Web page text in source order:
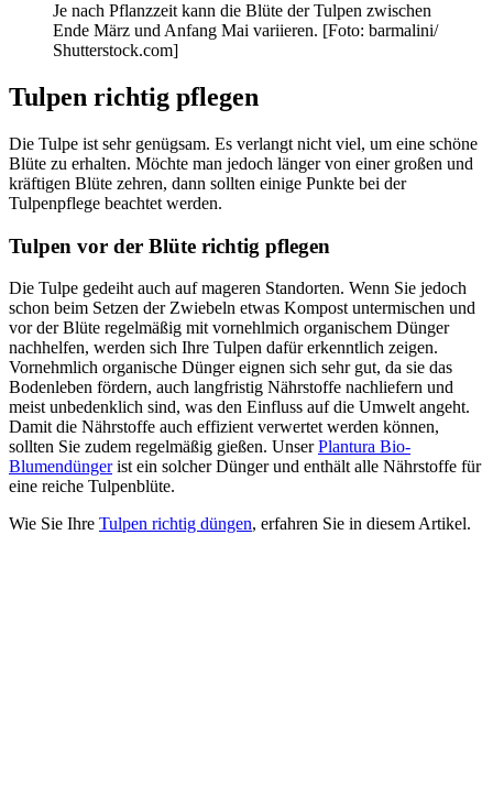
Je nach Pflanzzeit kann die Blüte der Tulpen zwischen
Ende März und Anfang Mai variieren. [Foto: barmalini/
Shutterstock.com]
Tulpen richtig pflegen
Die Tulpe ist sehr genügsam. Es verlangt nicht viel, um eine schöne
Blüte zu erhalten. Möchte man jedoch länger von einer großen und
kräftigen Blüte zehren, dann sollten einige Punkte bei der
Tulpenpflege beachtet werden.
Tulpen vor der Blüte richtig pflegen
Die Tulpe gedeiht auch auf mageren Standorten. Wenn Sie jedoch
schon beim Setzen der Zwiebeln etwas Kompost untermischen und
vor der Blüte regelmäßig mit vornehlmich organischem Dünger
nachhelfen, werden sich Ihre Tulpen dafür erkenntlich zeigen.
Vornehmlich organische Dünger eignen sich sehr gut, da sie das
Bodenleben fördern, auch langfristig Nährstoffe nachliefern und
meist unbedenklich sind, was den Einfluss auf die Umwelt angeht.
Damit die Nährstoffe auch effizient verwertet werden können,
sollten Sie zudem regelmäßig gießen. UnserPlantura Bio-
Blumendüngerist ein solcher Dünger und enthält alle Nährstoffe für
eine reiche Tulpenblüte.
Wie Sie Ihre Tulpen richtig düngen, erfahren Sie in diesem Artikel.